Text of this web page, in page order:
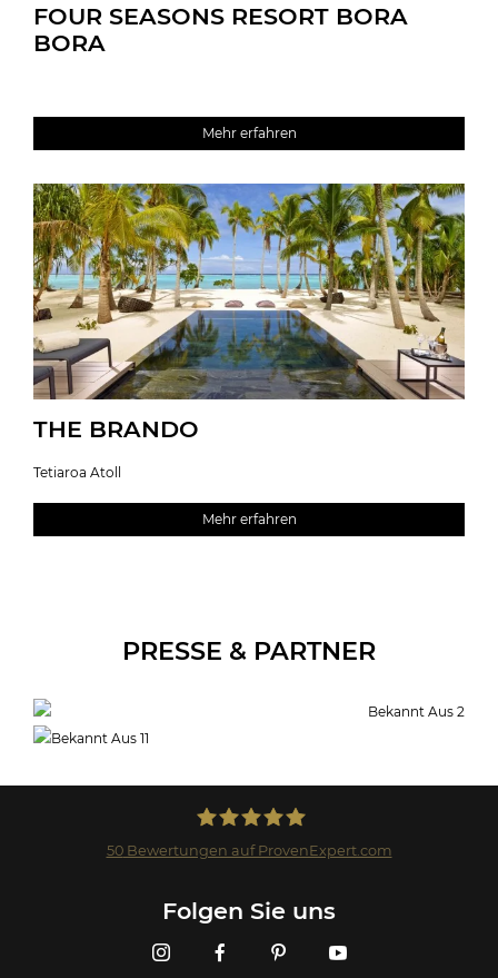
FOUR SEASONS RESORT BORA
BORA
Mehr erfahren
THE BRANDO
Tetiaroa Atoll
Mehr erfahren
PRESSE & PARTNER
50Bewertungen auf ProvenExpert.com
Folgen Sie uns